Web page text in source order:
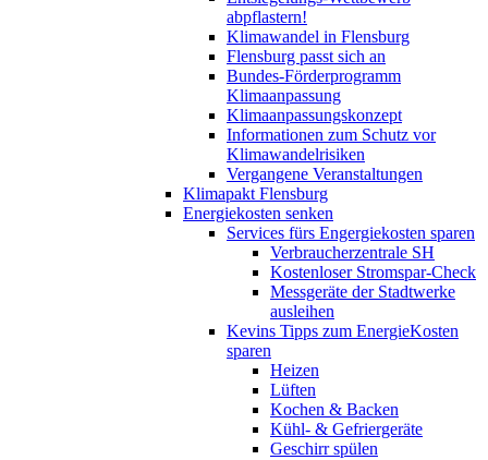
abpflastern!
Klimawandel in Flensburg
Flensburg passt sich an
Bundes-Förderprogramm
Klimaanpassung
Klimaanpassungskonzept
Informationen zum Schutz vor
Klimawandelrisiken
Vergangene Veranstaltungen
Klimapakt Flensburg
Energiekosten senken
Services fürs Engergiekosten sparen
Verbraucherzentrale SH
Kostenloser Stromspar-Check
Messgeräte der Stadtwerke
ausleihen
Kevins Tipps zum EnergieKosten
sparen
Heizen
Lüften
Kochen & Backen
Kühl- & Gefriergeräte
Geschirr spülen